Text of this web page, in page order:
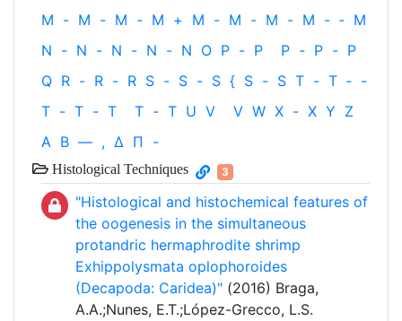
M - M - M - M + M - M - M - M - ‐ M
N - N - N - N - N O P - P P - P - P
Q R - R - R S - S - S { S - S T - T ‐ -
T - T - T T - T U V V W X - X Y Z
Α Β — , Δ Π -
Histological Techniques 3
"Histological and histochemical features of
the oogenesis in the simultaneous
protandric hermaphrodite shrimp
Exhippolysmata oplophoroides
(Decapoda: Caridea)" (2016) Braga,
A.A.;Nunes, E.T.;López-Grecco, L.S.